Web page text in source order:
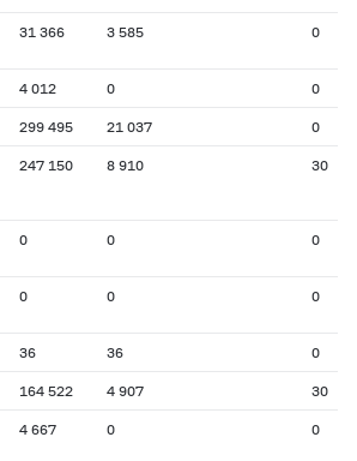
31 366 3 585 0
4 012 0 0
299 495 21 037 0
247 150 8 910 30
0 0 0
0 0 0
36 36 0
164 522 4 907 30
4 667 0 0